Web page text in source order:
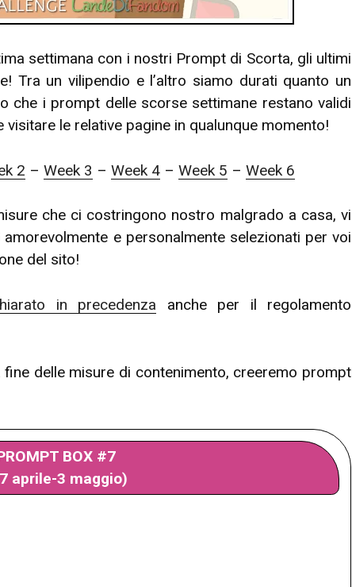
settimana con i nostri Prompt di Scorta, gli ultimi
Tra un vilipendio e l’altro siamo durati quanto un
che i prompt delle scorse settimane restano validi
visitare le relative pagine in qualunque momento!
2 – Week 3 – Week 4– Week 5 – Week 6
che ci costringono nostro malgrado a casa, vi
amorevolmente e personalmente selezionati per voi
del sito!
in precedenza anche per il regolamento
fine delle misure di contenimento, creeremo prompt
BOX #7
aprile-3 maggio)